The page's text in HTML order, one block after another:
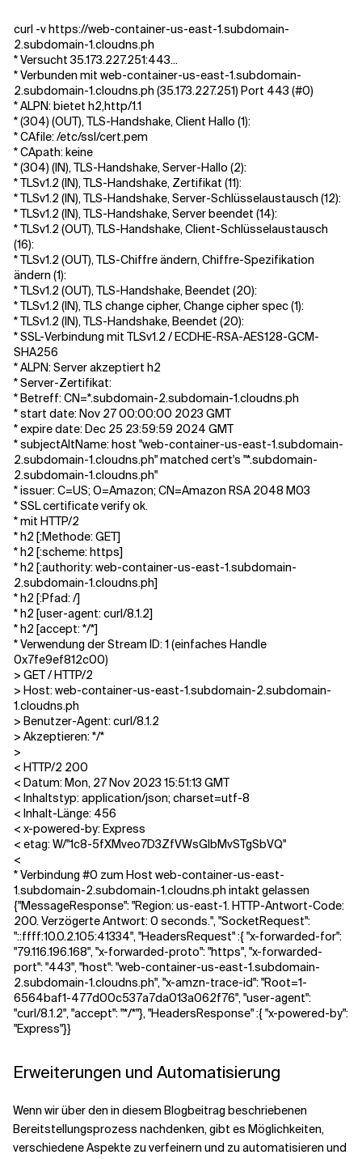
curl -v https://web-container-us-east-1.subdomain-
2.subdomain-1.cloudns.ph
* Versucht 35.173.227.251:443...
* Verbunden mit web-container-us-east-1.subdomain-
2.subdomain-1.cloudns.ph (35.173.227.251) Port 443 (#0)
* ALPN: bietet h2,http/1.1
* (304) (OUT), TLS-Handshake, Client Hallo (1):
* CAfile: /etc/ssl/cert.pem
* CApath: keine
* (304) (IN), TLS-Handshake, Server-Hallo (2):
* TLSv1.2 (IN), TLS-Handshake, Zertifikat (11):
* TLSv1.2 (IN), TLS-Handshake, Server-Schlüsselaustausch (12):
* TLSv1.2 (IN), TLS-Handshake, Server beendet (14):
* TLSv1.2 (OUT), TLS-Handshake, Client-Schlüsselaustausch
(16):
* TLSv1.2 (OUT), TLS-Chiffre ändern, Chiffre-Spezifikation
ändern (1):
* TLSv1.2 (OUT), TLS-Handshake, Beendet (20):
* TLSv1.2 (IN), TLS change cipher, Change cipher spec (1):
* TLSv1.2 (IN), TLS-Handshake, Beendet (20):
* SSL-Verbindung mit TLSv1.2 / ECDHE-RSA-AES128-GCM-
SHA256
* ALPN: Server akzeptiert h2
* Server-Zertifikat:
* Betreff: CN=*.subdomain-2.subdomain-1.cloudns.ph
* start date: Nov 27 00:00:00 2023 GMT
* expire date: Dec 25 23:59:59 2024 GMT
* subjectAltName: host "web-container-us-east-1.subdomain-
2.subdomain-1.cloudns.ph" matched cert's "*.subdomain-
2.subdomain-1.cloudns.ph"
* issuer: C=US; O=Amazon; CN=Amazon RSA 2048 M03
* SSL certificate verify ok.
* mit HTTP/2
* h2 [:Methode: GET]
* h2 [:scheme: https]
* h2 [:authority: web-container-us-east-1.subdomain-
2.subdomain-1.cloudns.ph]
* h2 [:Pfad: /]
* h2 [user-agent: curl/8.1.2]
* h2 [accept: */*]
* Verwendung der Stream ID: 1 (einfaches Handle
0x7fe9ef812c00)
> GET / HTTP/2
> Host: web-container-us-east-1.subdomain-2.subdomain-
1.cloudns.ph
> Benutzer-Agent: curl/8.1.2
> Akzeptieren: */*
>
< HTTP/2 200
< Datum: Mon, 27 Nov 2023 15:51:13 GMT
< Inhaltstyp: application/json; charset=utf-8
< Inhalt-Länge: 456
< x-powered-by: Express
< etag: W/"1c8-5fXMveo7D3ZfVWsGIbMvSTgSbVQ"
<
* Verbindung #0 zum Host web-container-us-east-
1.subdomain-2.subdomain-1.cloudns.ph intakt gelassen
{"MessageResponse": "Region: us-east-1. HTTP-Antwort-Code:
200. Verzögerte Antwort: 0 seconds.", "SocketRequest":
"::ffff:10.0.2.105:41334", "HeadersRequest" :{ "x-forwarded-for":
"79.116.196.168", "x-forwarded-proto": "https", "x-forwarded-
port": "443", "host": "web-container-us-east-1.subdomain-
2.subdomain-1.cloudns.ph", "x-amzn-trace-id": "Root=1-
6564baf1-477d00c537a7da013a062f76", "user-agent":
"curl/8.1.2", "accept": "*/*"}, "HeadersResponse" :{ "x-powered-by":
"Express"}}
Erweiterungen und Automatisierung
Wenn wir über den in diesem Blogbeitrag beschriebenen
Bereitstellungsprozess nachdenken, gibt es Möglichkeiten,
verschiedene Aspekte zu verfeinern und zu automatisieren und